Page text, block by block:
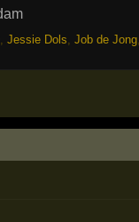
, Jessie Dols Job de Jong,